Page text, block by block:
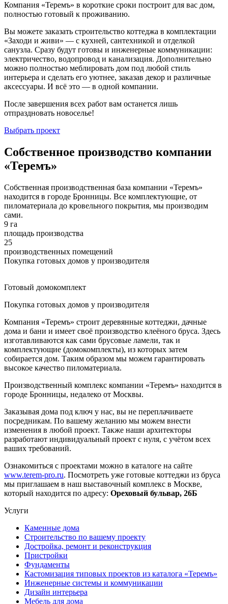
Компания «Теремъ» в короткие сроки построит для вас дом,
полностью готовый к проживанию.
Вы можете заказать строительство коттеджа в комплектации
«Заходи и живи» — с кухней, сантехникой и отделкой
санузла. Сразу будут готовы и инженерные коммуникации:
электричество, водопровод и канализация. Дополнительно
можно полностью меблировать дом под любой стиль
интерьера и сделать его уютнее, заказав декор и различные
аксессуары. И всё это — в одной компании.
После завершения всех работ вам останется лишь
отпраздновать новоселье!
Выбрать проект
Собственное производство компании
«Теремъ»
Собственная производственная база компании «Теремъ»
находится в городе Бронницы. Все комплектующие, от
пиломатериала до кровельного покрытия, мы производим
сами.
9 га
площадь производства
25
производственных помещений
Покупка готовых домов у производителя
Готовый домокомплект
Покупка готовых домов у производителя
Компания «Теремъ» строит деревянные коттеджи, дачные
дома и бани и имеет своё производство клеёного бруса. Здесь
изготавливаются как сами брусовые ламели, так и
комплектующие (домокомплекты), из которых затем
собирается дом. Таким образом мы можем гарантировать
высокое качество пиломатериала.
Производственный комплекс компании «Теремъ» находится в
городе Бронницы, недалеко от Москвы.
Заказывая дома под ключ у нас, вы не переплачиваете
посредникам. По вашему желанию мы можем внести
изменения в любой проект. Также наши архитекторы
разработают индивидуальный проект с нуля, с учётом всех
ваших требований.
Ознакомиться с проектами можно в каталоге на сайте
www.terem-pro.ru. Посмотреть уже готовые коттеджи из бруса
мы приглашаем в наш выставочный комплекс в Москве,
который находится по адресу: Ореховый бульвар, 26Б
Услуги
Каменные дома
Строительство по вашему проекту
Достройка, ремонт и реконструкция
Пристройки
Фундаменты
Кастомизация типовых проектов из каталога «Теремъ»
Инженерные системы и коммуникации
Дизайн интерьера
Мебель для дома